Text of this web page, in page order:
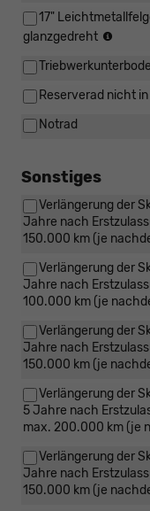
17"
glanzgedreht
R17
225/
Reserverad nicht
Notrad
Sonstiges
Verlängerung der
Jahre nach
150.000 km (je
Verlängerung der
Jahre nach
100.000 km (je
Verlängerung der
Jahre nach
150.000 km (je
Verlängerung der
5 Jahre nach
max. 200.000 km (je
Verlängerung der
Jahre nach
150.000 km (je